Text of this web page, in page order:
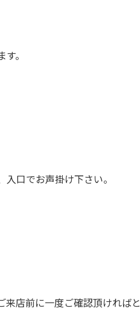
。
口でお声掛け下さい。
来店前に一度ご確認頂ければと